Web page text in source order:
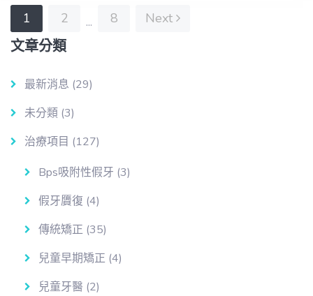
1 2 ... 8
Next
文章分類
最新消息 (29)
未分類 (3)
治療項目 (127)
Bps吸附性假牙 (3)
假牙贗復 (4)
傳統矯正 (35)
兒童早期矯正 (4)
兒童牙醫 (2)